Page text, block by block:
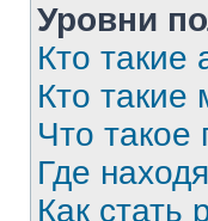
Уровни
Кто такие
Кто такие
Что такое
Где
Как стать